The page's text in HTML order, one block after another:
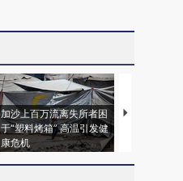
加沙上百万流离失所者困
于“塑料烤箱” 高温引发健
康危机
视线｜